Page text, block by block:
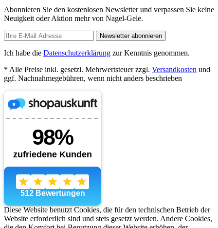
Abonnieren Sie den kostenlosen Newsletter und verpassen Sie keine
Neuigkeit oder Aktion mehr von Nagel-Gele.
Newsletter abonnieren
Ich habe die Datenschutzerklärung zur Kenntnis genommen.
* Alle Preise inkl. gesetzl. Mehrwertsteuer zzgl. Versandkosten und
ggf. Nachnahmegebühren, wenn nicht anders beschrieben
Diese Website benutzt Cookies, die für den technischen Betrieb der
Website erforderlich sind und stets gesetzt werden. Andere Cookies,